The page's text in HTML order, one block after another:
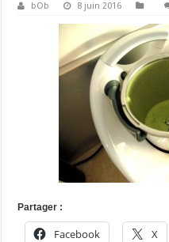
bOb 8 juin 2016
Partager :
Facebook X